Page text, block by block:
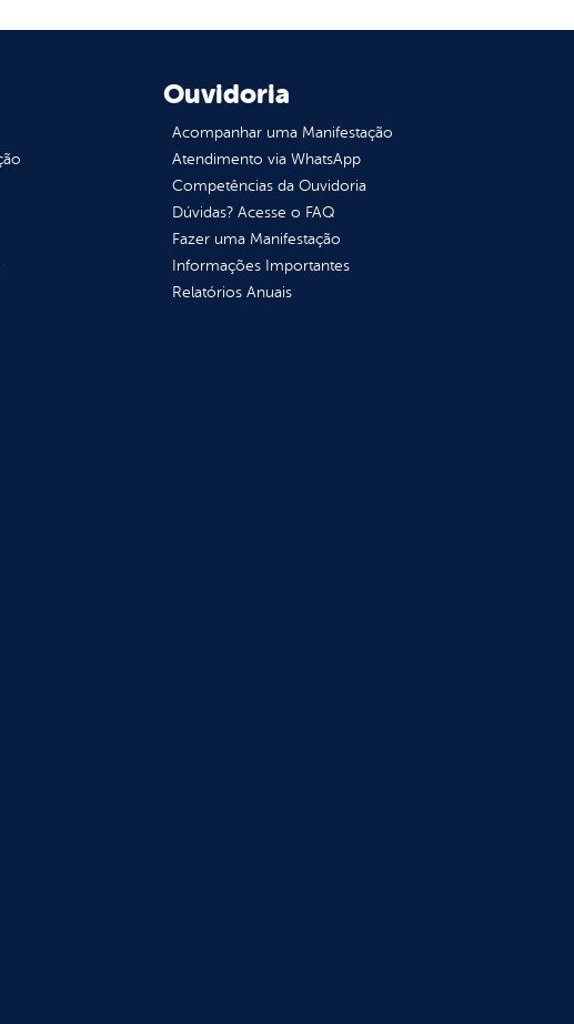
Ouvidoria
Acompanhar uma Manifestação
Atendimento via WhatsApp
Competências da Ouvidoria
Dúvidas? Acesse o FAQ
Fazer uma Manifestação
Informações Importantes
Relatórios Anuais